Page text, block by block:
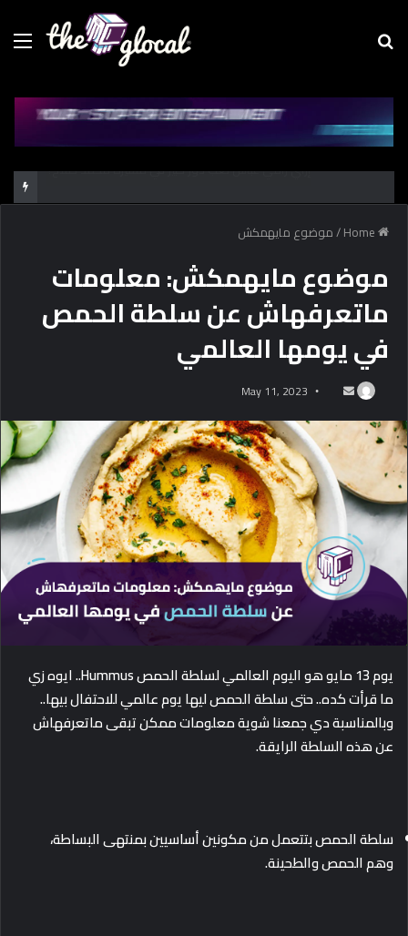
Menu
/موضوع مايهمكش
موضوع مايهمكش: معلومات
ماتعرفهاش عن سلطة الحمص
في يومها العالمي
d
a
n
m
a
i
l
May 11, 2023
يوم 13 مايو هو اليوم العالمي لسلطة الحمص Hummus.. ايوه زي
ما قرأت كده.. حتى سلطة الحمص ليها يوم عالمي للاحتفال بيها..
وبالمناسبة دي جمعنا شوية معلومات ممكن تبقى ماتعرفهاش
عن هذه السلطة الرايقة.
سلطة الحمص بتتعمل من مكونين أساسيين بمنتهى البساطة،
وهم الحمص والطحينة.